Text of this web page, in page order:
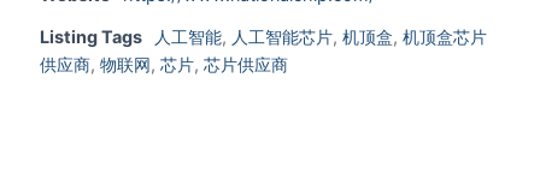
Listing Tags 人工智能, 人工智能芯片, 机顶盒, 机顶盒芯片
供应商, 物联网, 芯片, 芯片供应商